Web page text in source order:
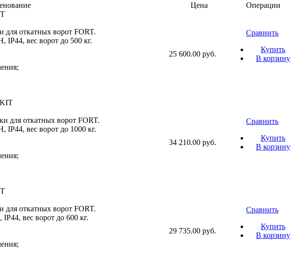
Цена
Операции
откатных ворот FORT.
IP44, вес ворот до 500 кг.
25 600.00 руб.
Сравнить
Купить
В корзину
для откатных ворот FORT.
IP44, вес ворот до 1000 кг.
34 210.00 руб.
Сравнить
Купить
В корзину
откатных ворот FORT.
вес ворот до 600 кг.
29 735.00 руб.
Сравнить
Купить
В корзину